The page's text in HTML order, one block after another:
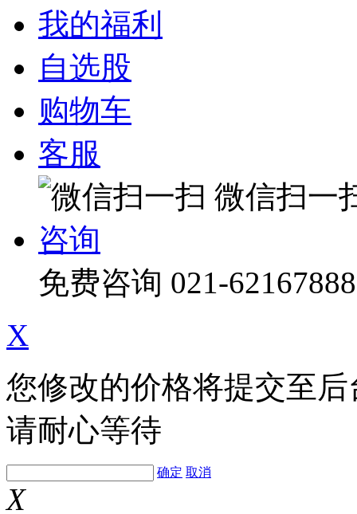
我的福利
自选股
购物车
客服
微信扫一
咨询
免费咨询 021-62167888
X
您修改的价格将提交至
请耐心等待
确定 取消
X